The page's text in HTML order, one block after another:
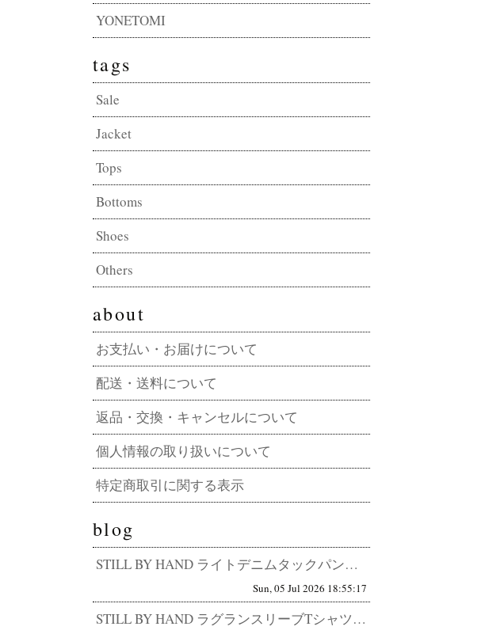
YONETOMI
tags
Sale
Jacket
Tops
Bottoms
Shoes
Others
about
お支払い・お届けについて
配送・送料について
返品・交換・キャンセルについて
個人情報の取り扱いについて
特定商取引に関する表示
blog
STILL BY HAND ライトデニムタックパンツ DN01262 その軽さ、デニムの常識外。5.5オンスで迎える、真...
Sun, 05 Jul 2026 18:55:17
STILL BY HAND ラグランスリーブTシャツ CS06262 感じ取れますか？細部に宿る、卓越したセンスを。 T...